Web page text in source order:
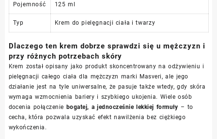
Pojemność 125 ml
Typ Krem do pielęgnacji ciała i twarzy
Dlaczego ten krem dobrze sprawdzi się u mężczyzn i
przy różnych potrzebach skóry
Krem został opisany jako produkt skoncentrowany na odżywieniu i
pielęgnacji całego ciała dla mężczyzn marki Masveri, ale jego
działanie jest na tyle uniwersalne, że pasuje także wtedy, gdy skóra
wymaga wzmocnienia bariery i szybkiego ukojenia. Wiele osób
docenia połączenie bogatej, a jednocześnie lekkiej formuły – to
cecha, która pozwala uzyskać efekt nawilżenia bez ciężkiego
wykończenia.